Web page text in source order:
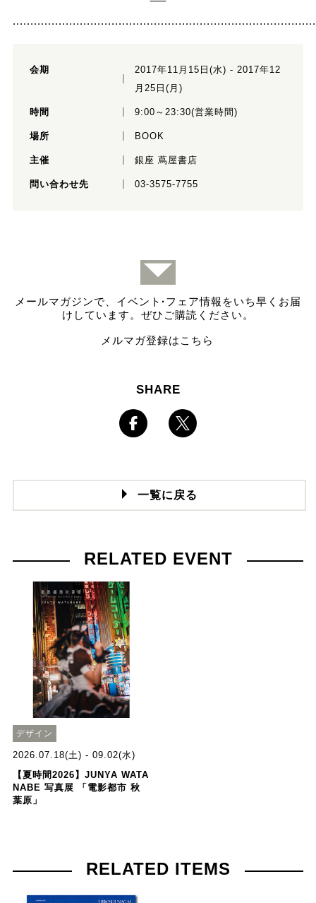
会期
2017年11月15日(水) - 2017年12
月25日(月)
時間 9:00～23:30(営業時間)
場所 BOOK
主催 銀座 蔦屋書店
問い合わせ先 03-3575-7755
メールマガジンで、イベント ·フェア情報をいち早くお届
けしています。ぜひご購読ください。
メルマガ登録はこちら
SHARE
一覧に戻る
RELATED EVENT
デザイン
2026.07.18(土) - 09.02(水)
【夏時間2026】JUNYA WATA
NABE 写真展 「電影都市 秋
葉原」
RELATED ITEMS